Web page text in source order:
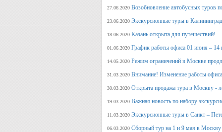
27.06.2020 Возобновление автобусных туров
23.06.2020 Экскурсионные туры в
18.06.2020 Казань открыта для путешествий!
01.06.2020 График работы офиса 01 июня – 14
14.05.2020 Режим ограничений в Москве
31.03.2020 Внимание! Изменение работы
30.03.2020 Открыта продажа тура в Москву -
19.03.2020 Важная новость по набору
11.03.2020 Экскурсионные туры в Санкт –
06.03.2020 Сборный тур на 1 и 9 мая в Москву